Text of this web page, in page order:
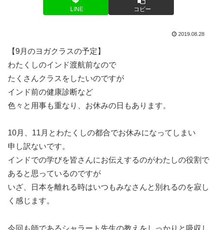
LINE コピー
2019.08.28
【9月のヨガクラスの予定】
わたくしのインド渡航前なので
たくさんクラスをしたいのですが
インド前の健康診断など
色々と用事も重なり、お休みの日もあります。
10月、11月とわたくしの都合でお休みになってしまい
申し訳ないです。
インドでの学びを皆さんにお伝えするのがわたしの役割で
あると思っているのですが
いざ、日本を離れる時はいつもみなさんと別れるのを寂し
く感じます。